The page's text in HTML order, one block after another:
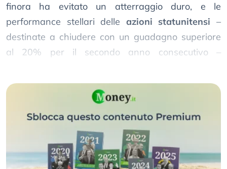
finora ha evitato un atterraggio duro, e le
performance stellari delle azioni statunitensi –
destinate a chiudere con un guadagno superiore
al 20% per il secondo anno consecutivo –